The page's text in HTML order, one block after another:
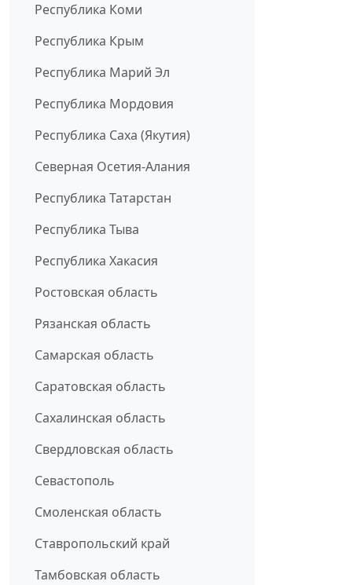
Республика Коми
Республика Крым
Республика Марий Эл
Республика Мордовия
Республика Саха (Якутия)
Северная Осетия-Алания
Республика Татарстан
Республика Тыва
Республика Хакасия
Ростовская область
Рязанская область
Самарская область
Саратовская область
Сахалинская область
Свердловская область
Севастополь
Смоленская область
Ставропольский край
Тамбовская область